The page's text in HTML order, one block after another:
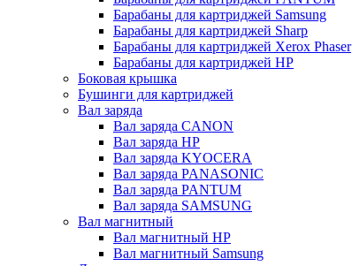
Барабаны для картриджей Samsung
Барабаны для картриджей Sharp
Барабаны для картриджей Xerox Phaser
Барабаны для картриджей НР
Боковая крышка
Бушинги для картриджей
Вал заряда
Вал заряда CANON
Вал заряда HP
Вал заряда KYOCERA
Вал заряда PANASONIC
Вал заряда PANTUM
Вал заряда SAMSUNG
Вал магнитный
Вал магнитный HP
Вал магнитный Samsung